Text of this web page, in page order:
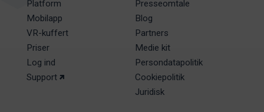
Platform
Mobilapp
VR-kuffert
Priser
Log ind
Support
Presseomtale
Blog
Partners
Medie kit
Persondatapolitik
Cookiepolitik
Juridisk